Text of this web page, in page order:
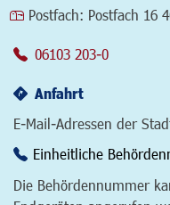
Postfach: Postfach 16
06103 203-0
Anfahrt
E-Mail-Adressen der
Einheitliche
Die Behördennummer